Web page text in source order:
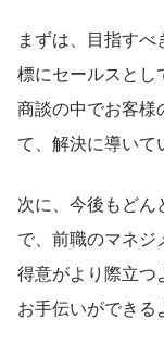
まずは、目指す
標にセールスとし
商談の中でお客様
て、解決に導いて
次に、今後もど
で、前職のマネ
得意がより際立つ
お手伝いができる